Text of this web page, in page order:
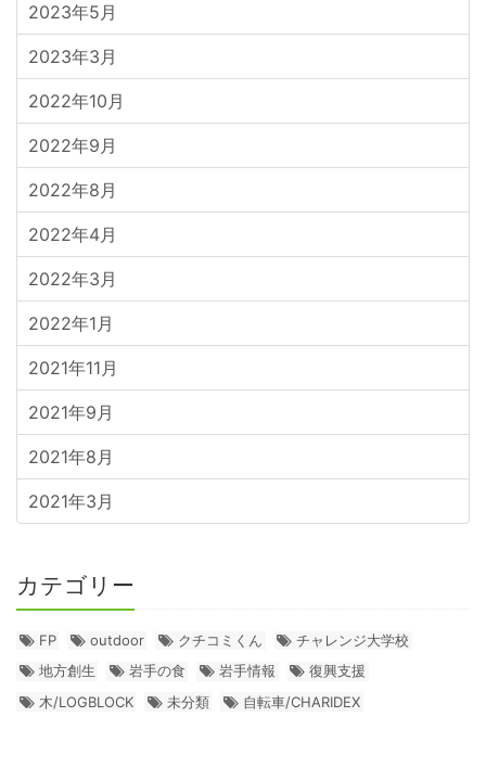
2023年5月
2023年3月
2022年10月
2022年9月
2022年8月
2022年4月
2022年3月
2022年1月
2021年11月
2021年9月
2021年8月
2021年3月
カテゴリー
FP outdoor クチコミくん
チャレンジ大学校
地方創生
岩手の食 岩手情報
復興支援
木/LOGBLOCK
未分類 自転車/CHARIDEX